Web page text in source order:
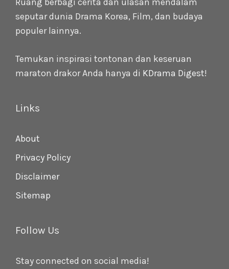
seputar dunia Drama Korea, Film, dan budaya
populer lainnya.
Temukan inspirasi tontonan dan keseruan
maraton drakor Anda hanya di KDrama Digest!
Links
About
Privacy Policy
Disclaimer
Sitemap
Follow Us
Stay connected on social media!